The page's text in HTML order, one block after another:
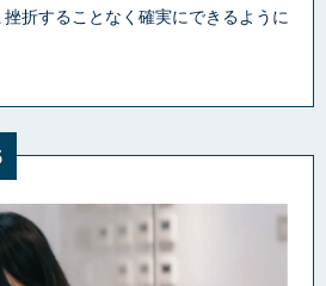
挫折することなく確実にできるように